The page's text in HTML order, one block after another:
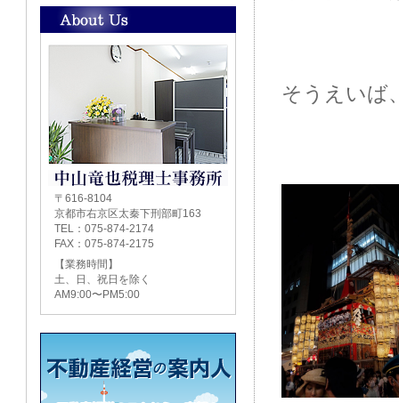
〒616-8104
京都市右京区太秦下刑部町163
TEL：075-874-2174
FAX：075-874-2175
【業務時間】
土、日、祝日を除く
AM9:00〜PM5:00
そうえいば